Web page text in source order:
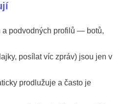
a podvodných profilů — botů,
posílat víc zpráv) jsou jen v
prodlužuje a často je